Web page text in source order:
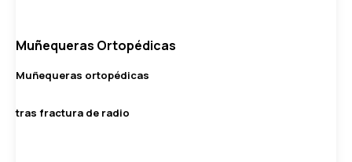
Muñequeras Ortopédicas
Muñequeras ortopédicas
tras fractura de radio